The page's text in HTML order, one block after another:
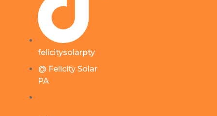
felicitysolarpty
@ Felicity Solar
PA